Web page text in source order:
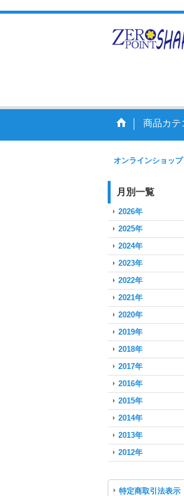
商品カテ
オンラインショッ
月別一覧
2026年
2025年
2024年
2023年
2022年
2021年
2020年
2019年
2018年
2017年
2016年
2015年
2014年
2013年
2012年
特定商取引法表示